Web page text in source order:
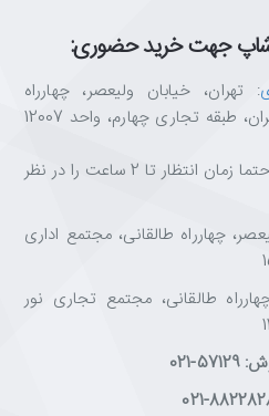
جهت خرید حضوری:
: تهران، خیابان ولیعصر، چهارراه
طالقانی، مجتمع تجاری نور تهران، طبقه تجاری چهارم، واحد 12007
(به علت حجم بالای سفارشات، حتما زمان انتظار تا 2 ساعت را در نظر
چهارراه طالقانی، مجتمع اداری
طالقانی، مجتمع تجاری نور
021